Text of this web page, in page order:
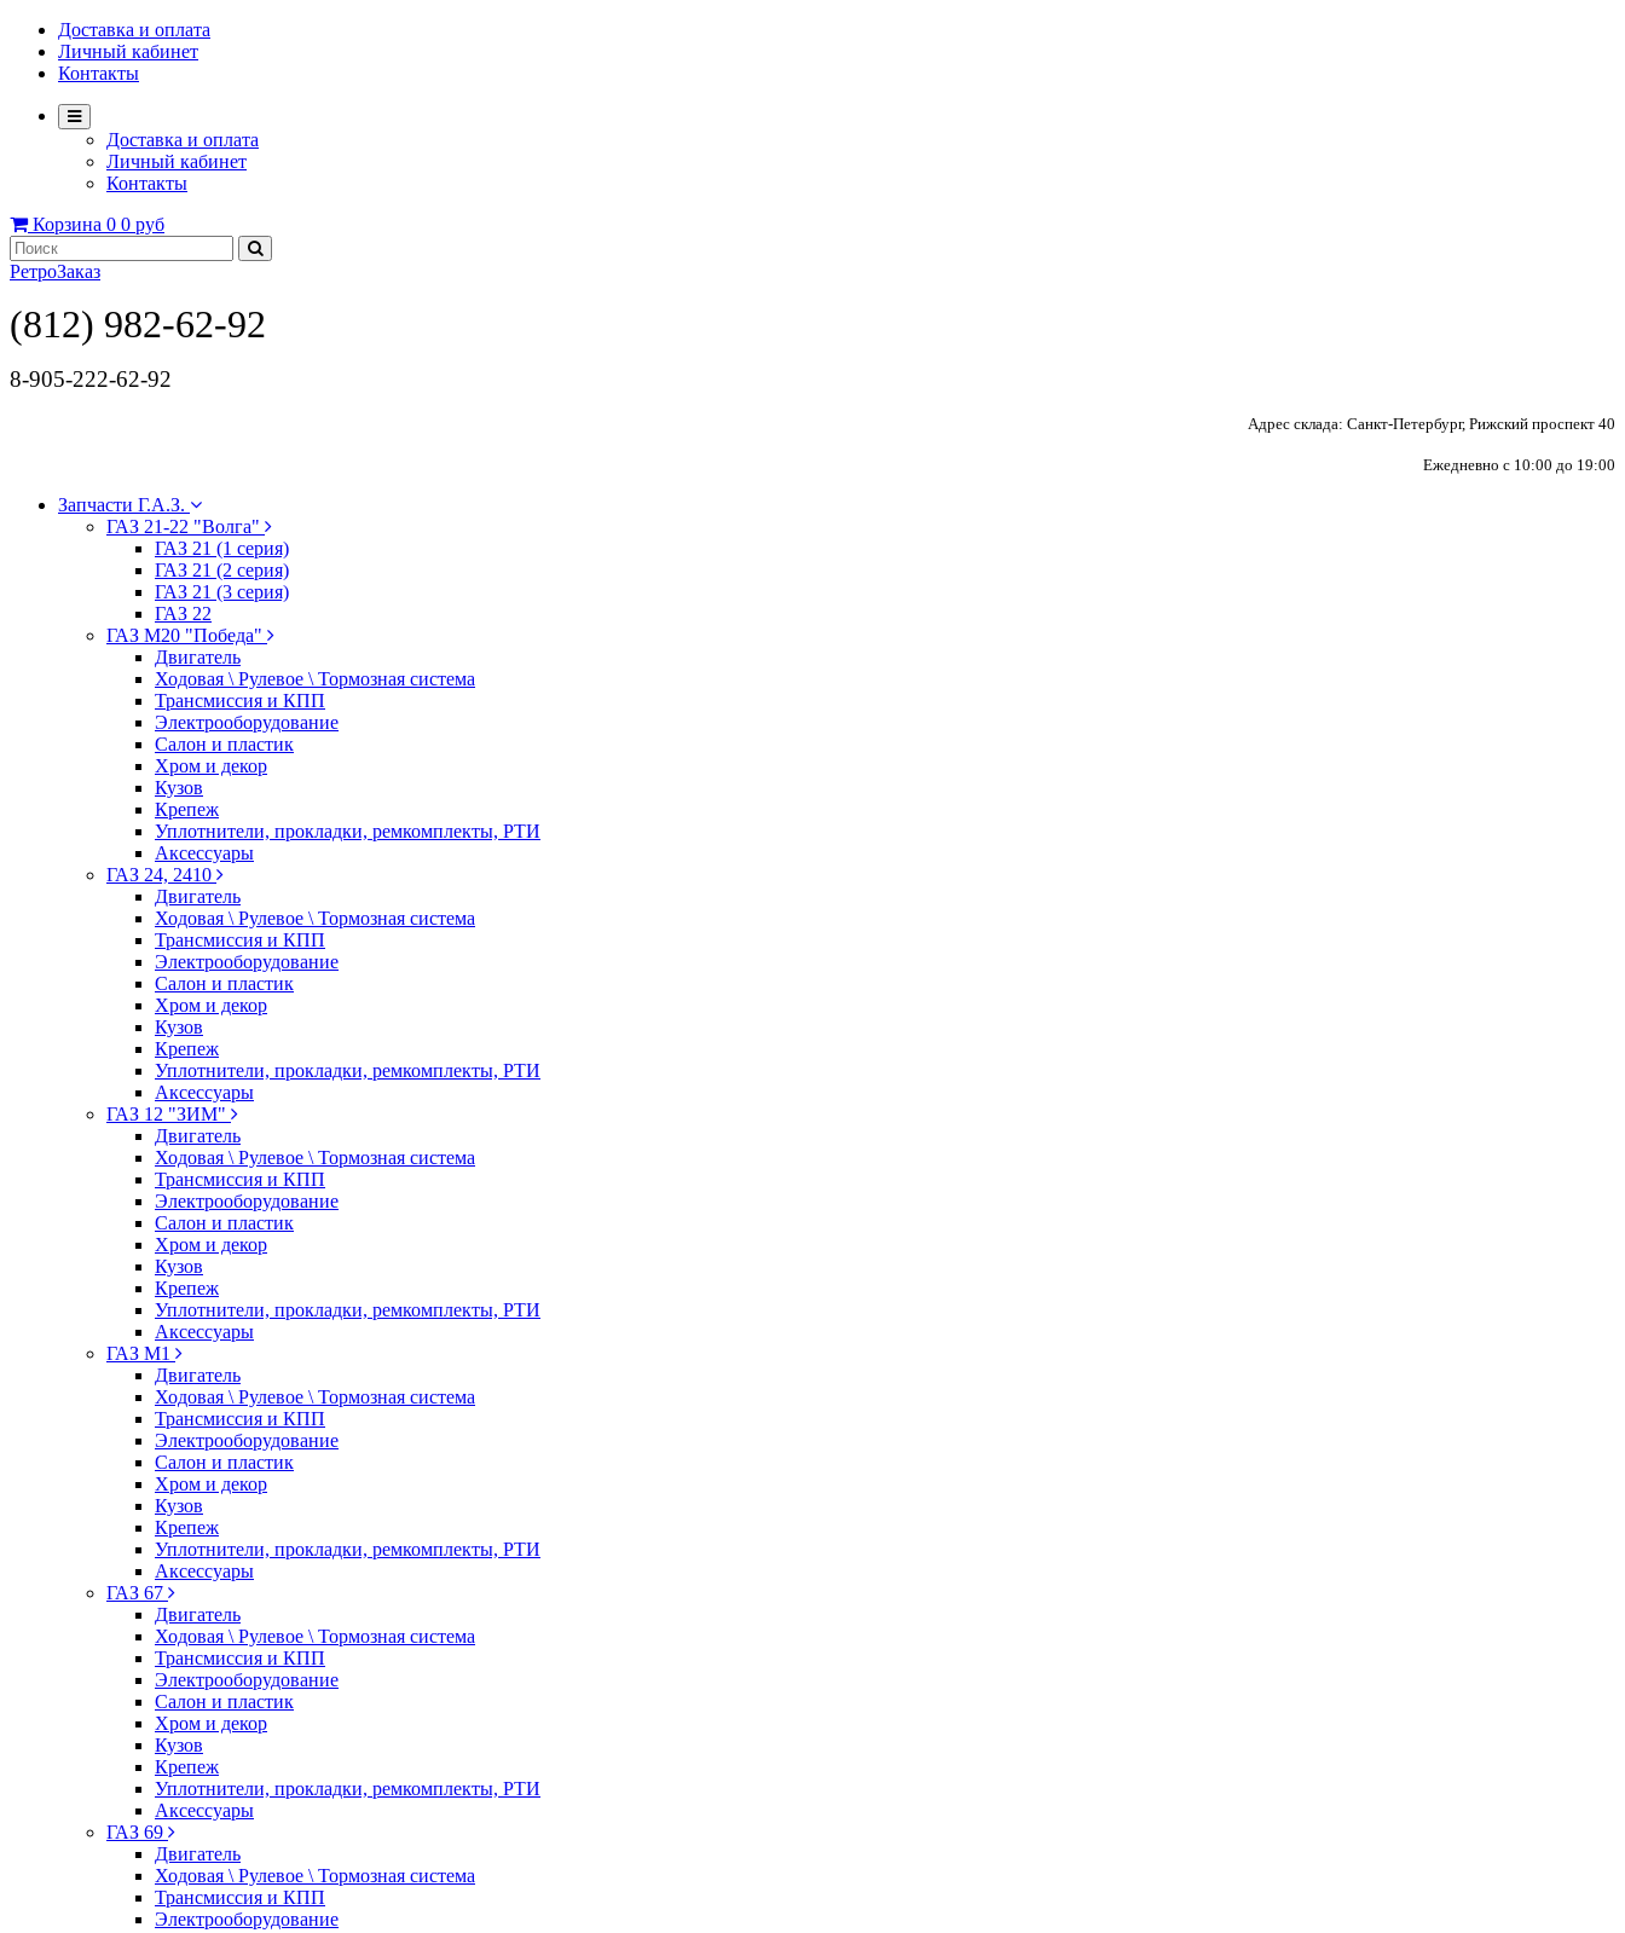
Доставка и оплата
Личный кабинет
Контакты
Доставка и оплата
Личный кабинет
Контакты
Корзина 0 0 руб
РетроЗаказ
(812) 982-62-92
8-905-222-62-92
Адрес склада: Санкт-Петербург, Рижский проспект 40
Ежедневно с 10:00 до 19:00
Запчасти Г.А.З.
ГАЗ 21-22 "Волга"
ГАЗ 21 (1 серия)
ГАЗ 21 (2 серия)
ГАЗ 21 (3 серия)
ГАЗ 22
ГАЗ М20 "Победа"
Двигатель
Ходовая \ Рулевое \ Тормозная система
Трансмиссия и КПП
Электрооборудование
Салон и пластик
Хром и декор
Кузов
Крепеж
Уплотнители, прокладки, ремкомплекты, РТИ
Аксессуары
ГАЗ 24, 2410
Двигатель
Ходовая \ Рулевое \ Тормозная система
Трансмиссия и КПП
Электрооборудование
Салон и пластик
Хром и декор
Кузов
Крепеж
Уплотнители, прокладки, ремкомплекты, РТИ
Аксессуары
ГАЗ 12 "ЗИМ"
Двигатель
Ходовая \ Рулевое \ Тормозная система
Трансмиссия и КПП
Электрооборудование
Салон и пластик
Хром и декор
Кузов
Крепеж
Уплотнители, прокладки, ремкомплекты, РТИ
Аксессуары
ГАЗ М1
Двигатель
Ходовая \ Рулевое \ Тормозная система
Трансмиссия и КПП
Электрооборудование
Салон и пластик
Хром и декор
Кузов
Крепеж
Уплотнители, прокладки, ремкомплекты, РТИ
Аксессуары
ГАЗ 67
Двигатель
Ходовая \ Рулевое \ Тормозная система
Трансмиссия и КПП
Электрооборудование
Салон и пластик
Хром и декор
Кузов
Крепеж
Уплотнители, прокладки, ремкомплекты, РТИ
Аксессуары
ГАЗ 69
Двигатель
Ходовая \ Рулевое \ Тормозная система
Трансмиссия и КПП
Электрооборудование